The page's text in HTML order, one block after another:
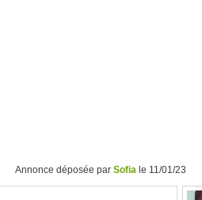
Annonce déposée par Sofia le 11/01/23